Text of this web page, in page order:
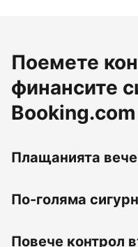
Поемете
финансите
Booking.com
Плащанията
По-голяма
Повече контрол